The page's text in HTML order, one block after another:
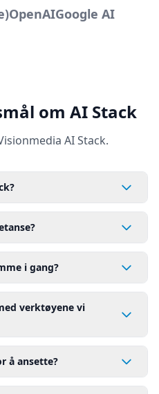
OpenAIGoogle AI
om AI Stack
AI Stack.
i gang?
verktøyene vi
å ansette?